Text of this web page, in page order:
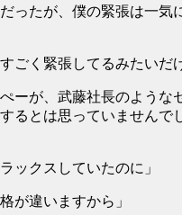
ったが、僕の緊張は一気
ごく緊張してるみたいだ
ぺーが、武藤社長のような
るとは思っていませんで
ックスしていたのに」
が違いますから」